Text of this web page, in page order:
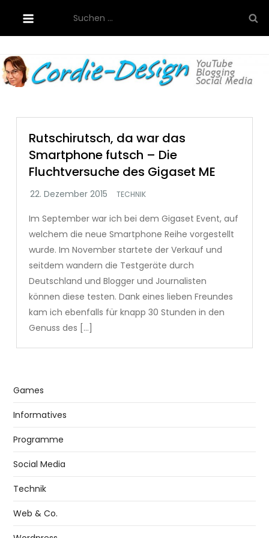
content
nach:
Cordie-Design
Rutschirutsch, da war das
Smartphone futsch – Die
Fluchtversuche des Gigaset ME
TECHNIK
Im September war ich bei dem Gigaset Event, auf
welchem die neue Smartphone Reihe vorgestellt
wurde. Im November startete der Verkauf und
seitdem wandern die Testgeräte durch
Deutschland und Blogger und Journalisten
können diese testen. Dank eines lieben Freundes
kam ich ebenfalls für knapp 30 Stunden in den
Genuss des […]
Games
Informatives
Programme
Social Media
Technik
Web & Co.